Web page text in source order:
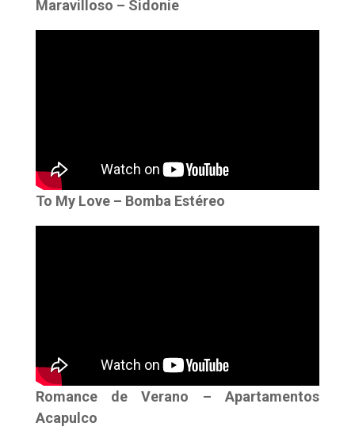
Maravilloso – Sidonie
To My Love – Bomba Estéreo
Romance de Verano – Apartamentos
Acapulco